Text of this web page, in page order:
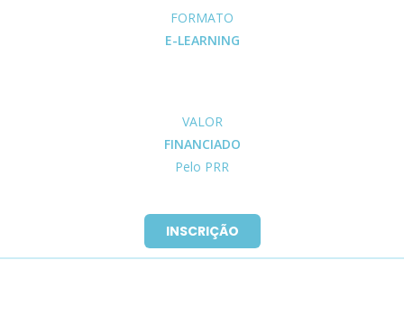
FORMATO
E-LEARNING
VALOR
FINANCIADO
Pelo PRR
INSCRIÇÃO